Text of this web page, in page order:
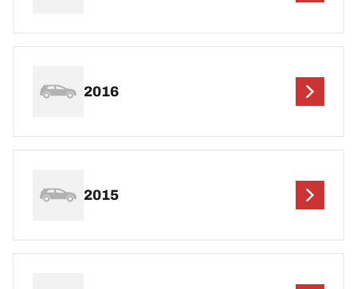
2016
2015